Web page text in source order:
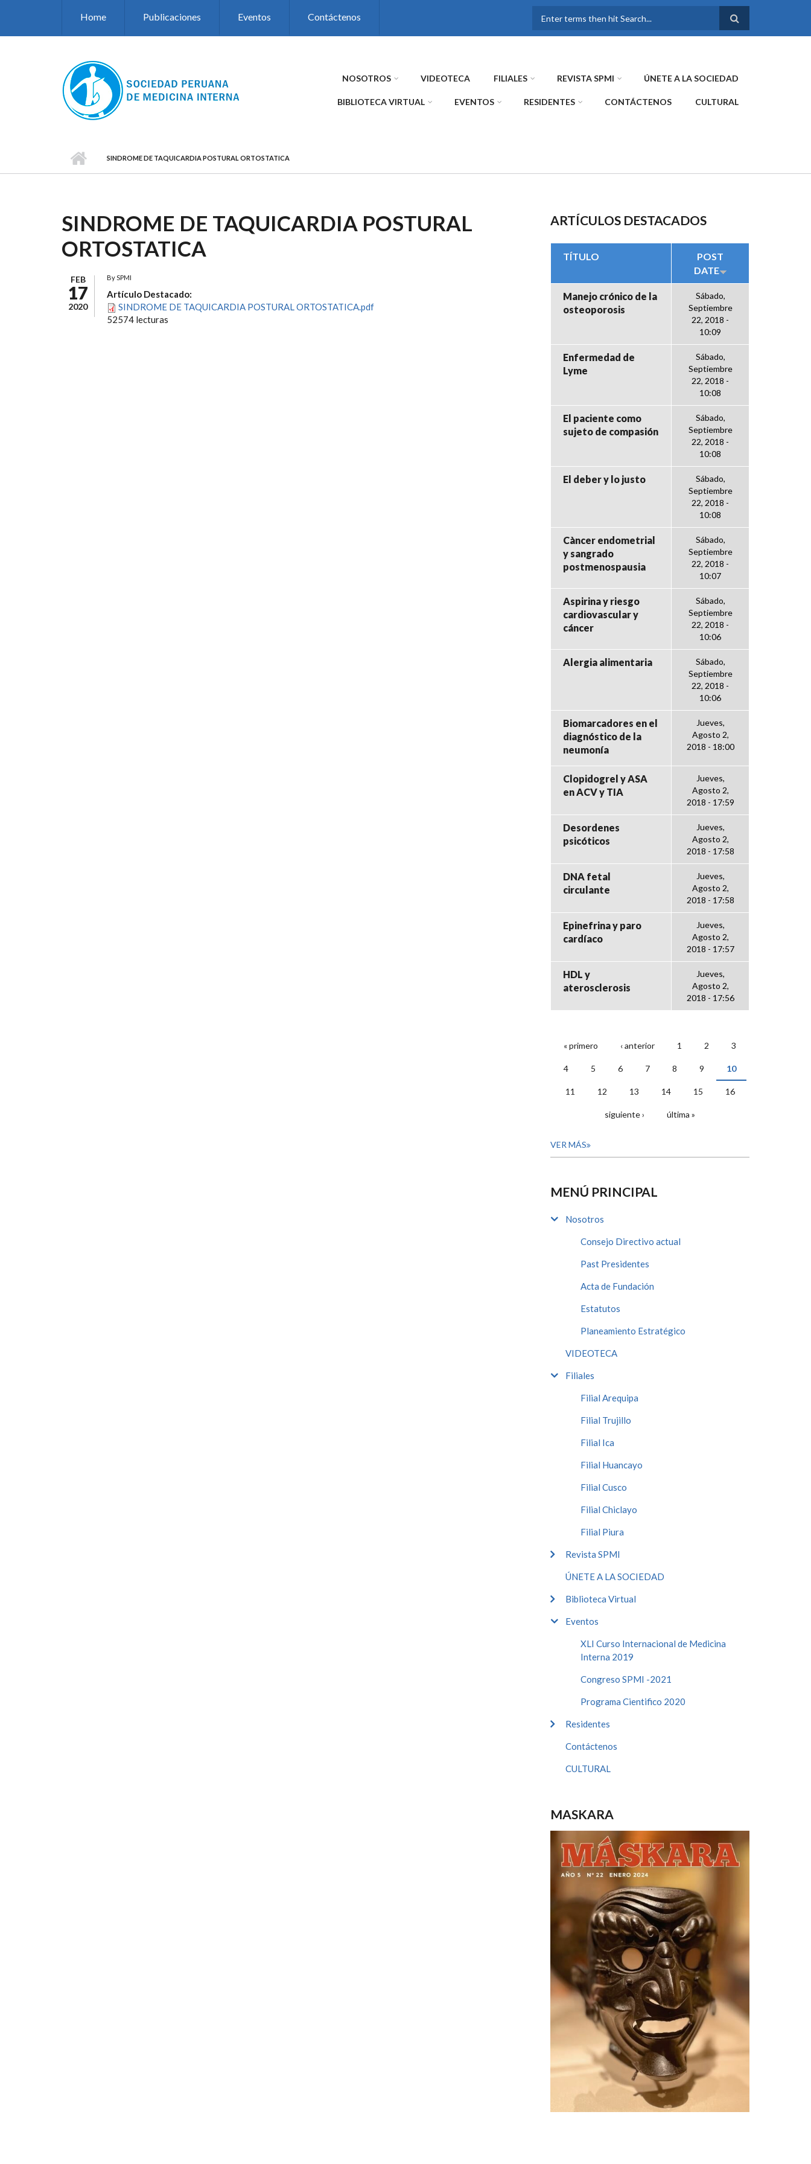
Home Publicaciones Eventos Contáctenos
FORMULARIO DE
NOSOTROS VIDEOTECA FILIALES REVISTA SPMI ÚNETE A LA SOCIEDAD
BIBLIOTECA VIRTUAL EVENTOS RESIDENTES CONTÁCTENOS CULTURAL
SINDROME DE TAQUICARDIA POSTURAL ORTOSTATICA
SINDROME DE TAQUICARDIA POSTURAL
ORTOSTATICA
FEB
17
2020
BySPMI
Artículo Destacado:
SINDROME DE TAQUICARDIA POSTURAL ORTOSTATICA.pdf
52574 lecturas
ARTÍCULOS DESTACADOS
TÍTULO
POST
DATE
Manejo crónico de la
osteoporosis
Sábado,
Septiembre
22, 2018 -
10:09
Enfermedad de
Lyme
Sábado,
Septiembre
22, 2018 -
10:08
El paciente como
sujeto de compasión
Sábado,
Septiembre
22, 2018 -
10:08
El deber y lo justo
Sábado,
Septiembre
22, 2018 -
10:08
Càncer endometrial
y sangrado
postmenospausia
Sábado,
Septiembre
22, 2018 -
10:07
Aspirina y riesgo
cardiovascular y
cáncer
Sábado,
Septiembre
22, 2018 -
10:06
Alergia alimentaria
Sábado,
Septiembre
22, 2018 -
10:06
Biomarcadores en el
diagnóstico de la
neumonía
Jueves,
Agosto 2,
2018 - 18:00
Clopidogrel y ASA
en ACV y TIA
Jueves,
Agosto 2,
2018 - 17:59
Desordenes
psicóticos
Jueves,
Agosto 2,
2018 - 17:58
DNA fetal
circulante
Jueves,
Agosto 2,
2018 - 17:58
Epinefrina y paro
cardíaco
Jueves,
Agosto 2,
2018 - 17:57
HDL y
aterosclerosis
Jueves,
Agosto 2,
2018 - 17:56
PÁGINAS
« primero ‹ anterior 1 2 3
4 5 6 7 8 9 10
11 12 13 14 15 16
siguiente › última »
VER MÁS
MENÚ PRINCIPAL
Nosotros
Consejo Directivo actual
Past Presidentes
Acta de Fundación
Estatutos
Planeamiento Estratégico
VIDEOTECA
Filiales
Filial Arequipa
Filial Trujillo
Filial Ica
Filial Huancayo
Filial Cusco
Filial Chiclayo
Filial Piura
Revista SPMI
ÚNETE A LA SOCIEDAD
Biblioteca Virtual
Eventos
XLI Curso Internacional de Medicina
Interna 2019
Congreso SPMI -2021
Programa Cientifico 2020
Residentes
Contáctenos
CULTURAL
MASKARA